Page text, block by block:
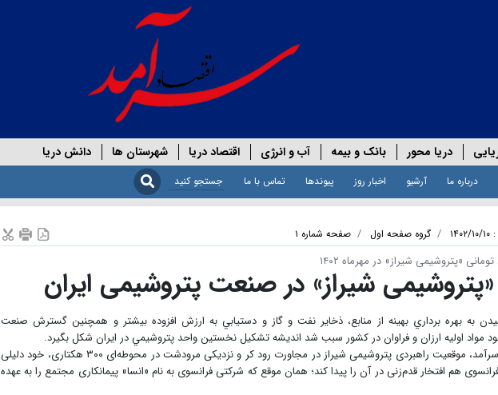
دریا محور بانک و بیمه آب و انرژی اقتصاد دریا شهرستان ها دانش دریا
درباره ما آرشیو اخبار روز پیوندها تماس با ما
گروه صفحه اول صفحه شماره ۱
شیراز» در صنعت پتروشیمی ایران
به بهره برداري بهينه از منابع، ذخاير نفت و گاز و دستيابي به ارزش افزوده بيشتر و همچنين گسترش صنعت
مواد اوليه ارزان و فراوان در کشور سبب شد انديشه تشکيل نخستين واحد پتروشيمي در ايران شکل بگيرد.
به گزارش روزنامه اقتصادسرآمد، موقعیت راهبردی پتروشیمی شیراز در مجاورت رود کر و‌ نزدیکی مرودشت در محوطه‌ای ۳۰۰ هکتاری، خود دلیلی
هم افتخار قدم‌زنی در آن را پیدا کند؛ همان موقع که شرکتی فرانسوی به نام «انسا» پیمانکاری مجتمع را به عهده